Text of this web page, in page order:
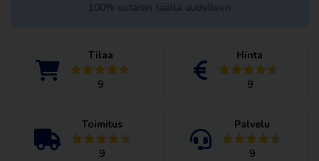
Tilaa
9
Hinta
9
Toimitus
9
Palvelu
9
100% ostaisin täältä uudelleen